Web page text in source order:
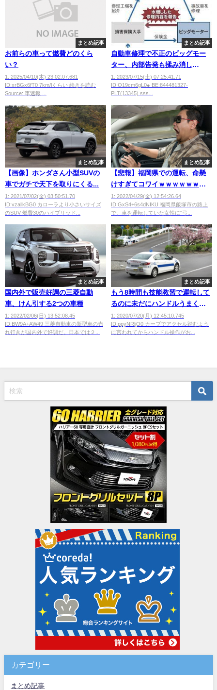
まとめ記事
お前らの車って燃費どのくら
い？
1: 2025/04/10(木) 23:02:07.681
ID:xrBGx6fT0 7km/lくらい 続きを読む
Source: 車速報 ...
まとめ記事
自動車修理で不正のビッグモー
ター、内部告発も揉み消し
wwwwwwww
1: 2023/07/15(土) 07:25:41.71
ID:O19cm6gL0● BE:844481327-
PLT(13345) sss...
まとめ記事
【画像】ホンダさん小型SUVの
車でガチで天下を取りにくる...
1: 2021/07/02(金) 03:50:51.70
ID:vzallkBG0 カローラより小さいサイズ
のSUV 燃費30のハイブリッド...
まとめ記事
【悲報】福岡県での運転、命懸
けすぎてコワイｗｗｗｗｗｗｗ
ｗｗ
1: 2022/04/29(金) 12:54:26.64
ID:GxS4+6s4dNIKU 福岡県飯塚市の路上
で、車を運転していた女性に“弓...
まとめ記事
国内外で販売好調の三菱自動
車、けん引する2つの車種
1: 2022/02/06(日) 13:52:08.45
ID:BW9A+AW49 三菱自動車の新型車の売
れ行きが国内外で好調だ。日本では２...
まとめ記事
もう8時間も技能教習で運転して
るのに未だにハンドルうまく回
せんしアクセルブレーキの加減
がよく分からんのだけどｗｗｗ
1: 2020/07/20(月) 12:45:10.745
ID:ppyNRljO0 カーブでアクセル踏むよう
に言われてからハンドル操作がお...
カテゴリー
まとめ記事